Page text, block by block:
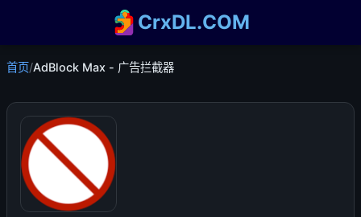
CrxDL.COM
首页/AdBlock Max - 广告拦截器